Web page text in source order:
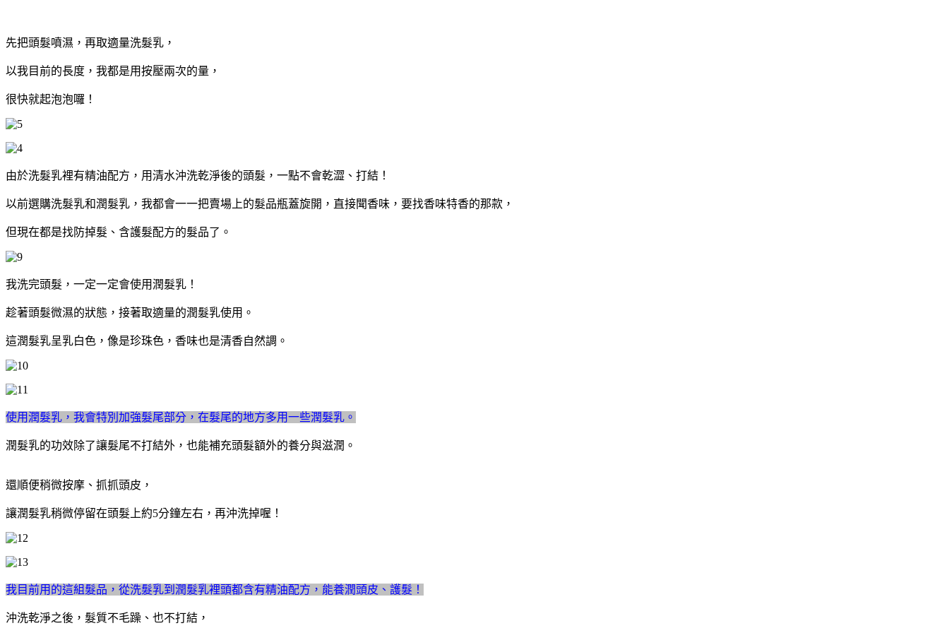
先把頭髮噴濕，再取適量洗髮乳，
以我目前的長度，我都是用按壓兩次的量，
很快就起泡泡囉！
由於洗髮乳裡有精油配方，用清水沖洗乾淨後的頭髮，一點不會乾澀、打結！
以前選購洗髮乳和潤髮乳，我都會一一把賣場上的髮品瓶蓋旋開，直接聞香味，要找香味特香的那款，
但現在都是找防掉髮、含護髮配方的髮品了。
我洗完頭髮，一定一定會使用潤髮乳！
趁著頭髮微濕的狀態，接著取適量的潤髮乳使用。
這潤髮乳呈乳白色，像是珍珠色，香味也是清香自然調。
使用潤髮乳，我會特別加強髮尾部分，在髮尾的地方多用一些潤髮乳。
潤髮乳的功效除了讓髮尾不打結外，也能補充頭髮額外的養分與滋潤。
還順便稍微按摩、抓抓頭皮，
讓潤髮乳稍微停留在頭髮上約5分鐘左右，再沖洗掉喔！
我目前用的這組髮品，從洗髮乳到潤髮乳裡頭都含有精油配方， 能養潤頭皮、護髮！
沖洗乾淨之後，髮質不毛躁、也不打結，